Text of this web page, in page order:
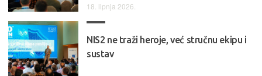
18. lipnja 2026.
NIS2 ne traži heroje, već stručnu ekipu i
sustav